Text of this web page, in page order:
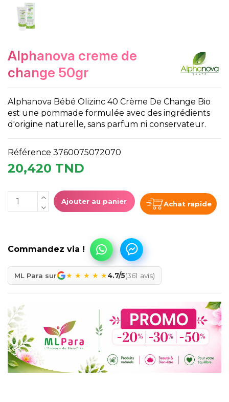
alphanova creme de
change 50gr
Alphanova Bébé Olizinc 40 Crème De Change Bio
est une pommade formulée avec des ingrédients
d'origine naturelle, sans parfum ni conservateur.
Référence 3760075072070
20,420 TND
Ajouter au panier Achat rapide
ML Para sur ★ ★ ★ ★ ★4.7/5(361 avis)